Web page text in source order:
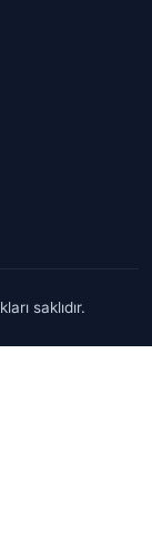
saklıdır.